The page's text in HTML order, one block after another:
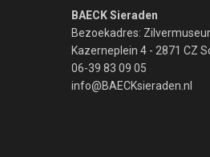
BAECK Sieraden
Bezoekadres:
Kazerneplein 4 - 2871 CZ
06-39 83 09 05
info@BAECKsieraden.nl